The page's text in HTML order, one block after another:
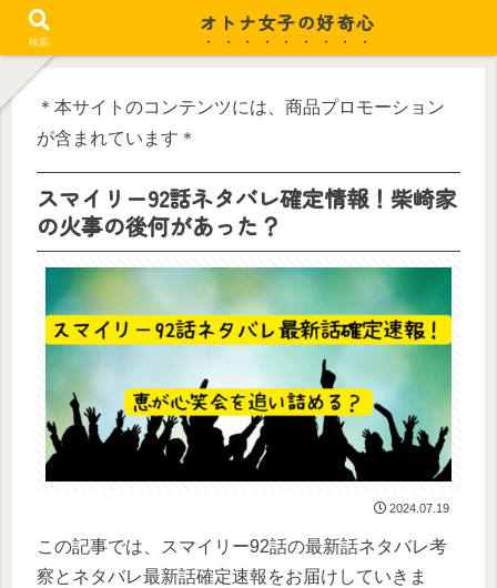
忙しい毎日がちょっと潤う
＊本サイトのコンテンツには、商品プロモーション
が含まれています＊
スマイリー92話ネタバレ確定情報！柴崎家
の火事の後何があった？
2024.07.19
この記事では、スマイリー92話の最新話ネタバレ考
察とネタバレ最新話確定速報をお届けしていきま
検索
オトナ女子の好奇心